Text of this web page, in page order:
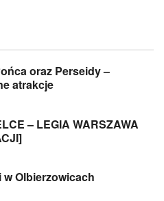
oraz Perseidy –
atrakcje
– LEGIA WARSZAWA
w Olbierzowicach